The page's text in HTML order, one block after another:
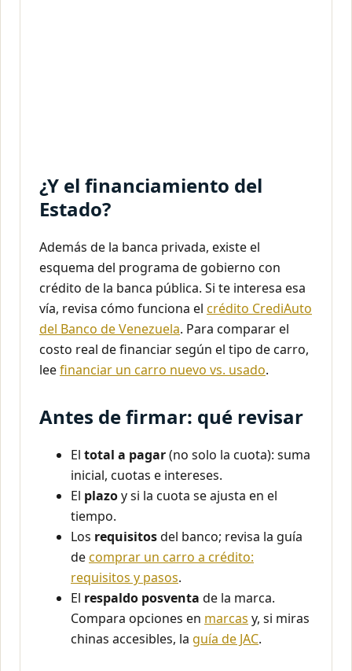
¿Y el financiamiento del
Estado?
Además de la banca privada, existe el
esquema del programa de gobierno con
crédito de la banca pública. Si te interesa esa
vía, revisa cómo funciona el crédito CrediAuto
del Banco de Venezuela. Para comparar el
costo real de financiar según el tipo de carro,
leefinanciar un carro nuevo vs. usado.
Antes de firmar: qué revisar
El total a pagar(no solo la cuota): suma
inicial, cuotas e intereses.
El plazoy si la cuota se ajusta en el
tiempo.
Los requisitosdel banco; revisa la guía
decomprar un carro a crédito:
requisitos y pasos.
El respaldo posventa de la marca.
Compara opciones en marcas y, si miras
chinas accesibles, la guía de JAC.